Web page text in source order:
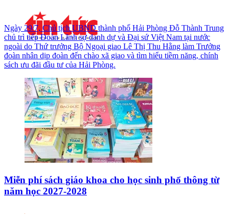
Ngày 29/7, Chủ tịch UBND thành phố Hải Phòng Đỗ Thành Trung
chủ trì tiếp Đoàn Lãnh sự danh dự và Đại sứ Việt Nam tại nước
ngoài do Thứ trưởng Bộ Ngoại giao Lê Thị Thu Hằng làm Trưởng
đoàn nhân dịp đoàn đến chào xã giao và tìm hiểu tiềm năng, chính
sách ưu đãi đầu tư của Hải Phòng.
Miễn phí sách giáo khoa cho học sinh phổ thông từ
năm học 2027-2028